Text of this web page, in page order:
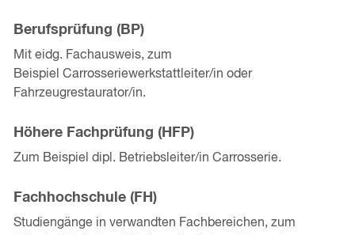
Berufsprüfung (BP)
Mit eidg. Fachausweis, zum
Beispiel Carrosseriewerkstattleiter/in oder
Fahrzeugrestaurator/in.
Höhere Fachprüfung (HFP)
Zum Beispiel dipl. Betriebsleiter/in Carrosserie.
Fachhochschule (FH)
Studiengänge in verwandten Fachbereichen, zum